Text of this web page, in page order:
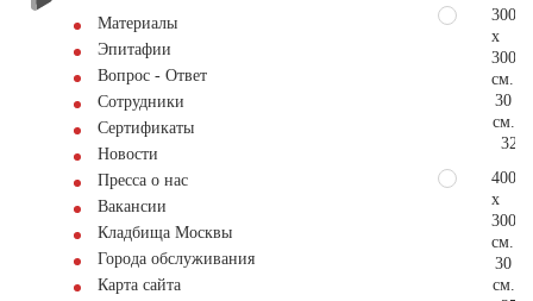
Материалы
Эпитафии
Вопрос - Ответ
Сотрудники
Сертификаты
Новости
Пресса о нас
Вакансии
Кладбища Москвы
Города обслуживания
Карта сайта
300
x
300
см.
30
см.
400
x
300
см.
30
см.